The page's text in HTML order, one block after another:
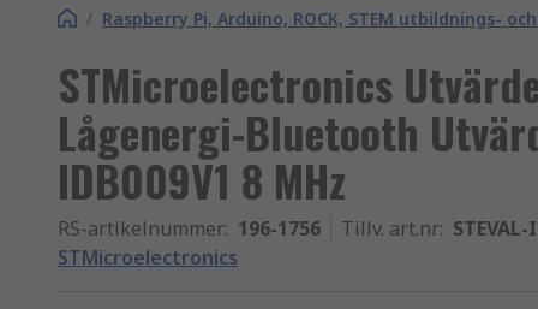
/ Raspberry Pi, Arduino, ROCK, STEM utbildnings-
STMicroelectronics
Lågenergi-Bluetooth
IDB009V1 8 MHz
RS-artikelnummer: 196-1756 Tillv. art.nr: STEVAL-
STMicroelectronics